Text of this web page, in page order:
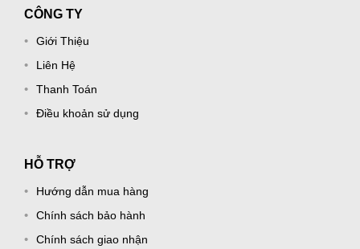
CÔNG TY
Giới Thiệu
Liên Hệ
Thanh Toán
Điều khoản sử dụng
HỖ TRỢ
Hướng dẫn mua hàng
Chính sách bảo hành
Chính sách giao nhận